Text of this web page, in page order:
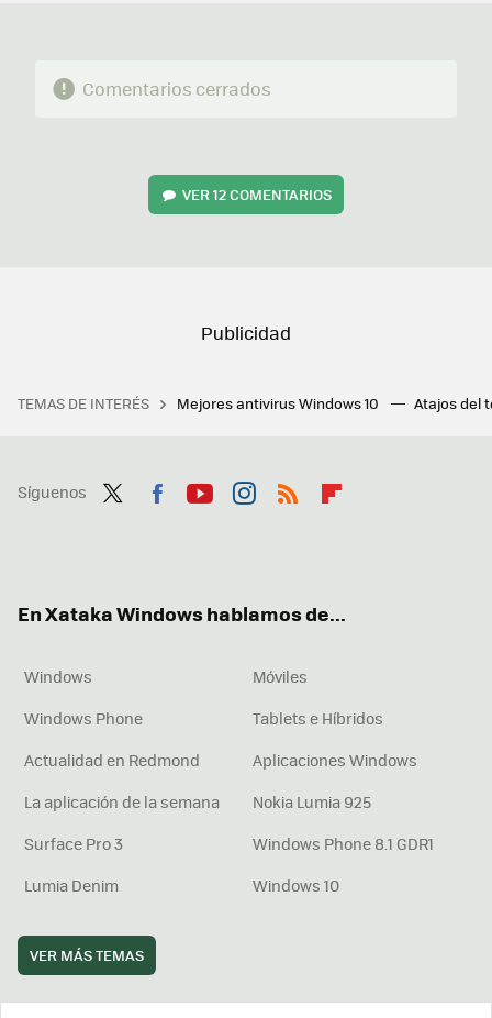
Comentarios cerrados
VER12 COMENTARIOS
TEMAS DE INTERÉS Mejores antivirus Windows 10 Atajos del
Síguenos
En Xataka Windows hablamos de...
Windows
Móviles
Windows Phone
Tablets e Híbridos
Actualidad en Redmond
Aplicaciones Windows
La aplicación de la semana
Nokia Lumia 925
Surface Pro 3
Windows Phone 8.1 GDR1
Lumia Denim
Windows 10
VER MÁS TEMAS